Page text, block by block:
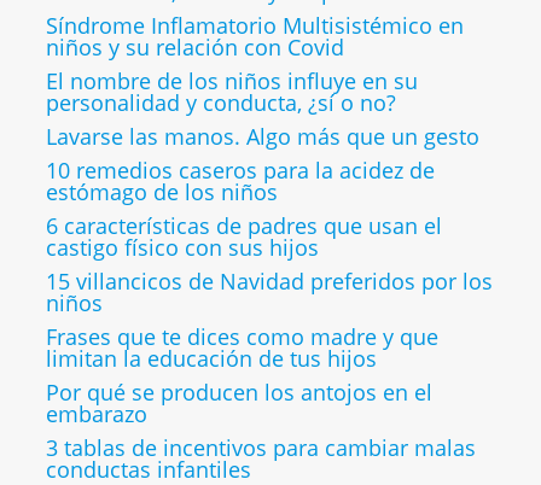
Síndrome Inflamatorio Multisistémico en
niños y su relación con Covid
El nombre de los niños influye en su
personalidad y conducta, ¿sí o no?
Lavarse las manos. Algo más que un gesto
10 remedios caseros para la acidez de
estómago de los niños
6 características de padres que usan el
castigo físico con sus hijos
15 villancicos de Navidad preferidos por los
niños
Frases que te dices como madre y que
limitan la educación de tus hijos
Por qué se producen los antojos en el
embarazo
3 tablas de incentivos para cambiar malas
conductas infantiles